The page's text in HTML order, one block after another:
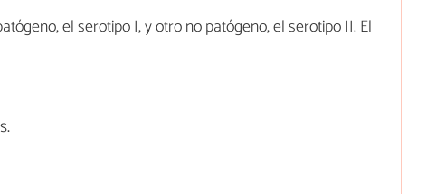
el serotipo I, y otro no patógeno, el serotipo II. El